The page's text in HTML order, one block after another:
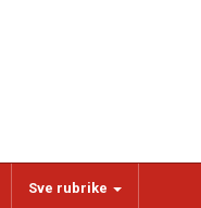
Sve rubrike